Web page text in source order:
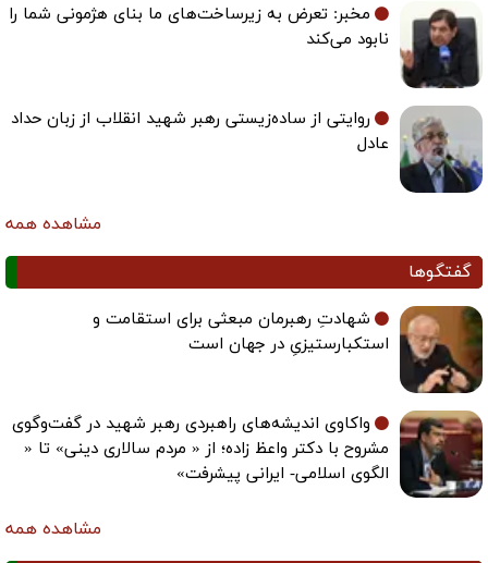
مخبر: تعرض به زیرساخت‌های ما بنای هژمونی شما را
نابود می‌کند
روایتی از ساده‌زیستی رهبر شهید انقلاب از زبان حداد
عادل
مشاهده همه
گفتگوها
شهادتِ رهبرمان مبعثی برای استقامت و
استکبارستیزیِ در جهان است
واکاوی اندیشه‌های راهبردی رهبر شهید در گفت‌وگوی
مشروح با دکتر واعظ زاده؛ از « مردم سالاری دینی» تا «
الگوی اسلامی- ایرانی پیشرفت»
مشاهده همه